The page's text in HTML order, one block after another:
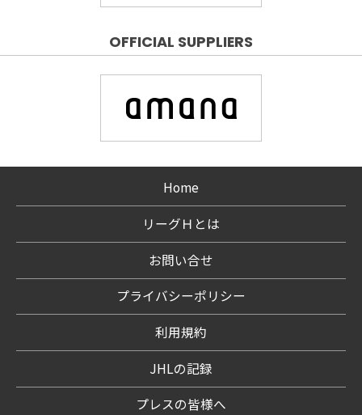
OFFICIAL SUPPLIERS
Home
リーグＨとは
お問い合せ
プライバシーポリシー
利用規約
JHLの記録
プレスの皆様へ